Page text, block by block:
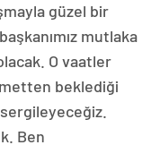
güzel bir
mutlaka
O vaatler
beklediği
Ben